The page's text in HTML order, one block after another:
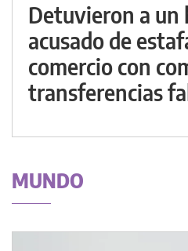
Detuvieron a un
acusado de
comercio con
transferencias
MUNDO